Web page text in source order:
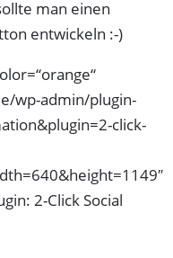
man einen
entwickeln :-)
wp-admin/plugin-
click-
2-Click Social